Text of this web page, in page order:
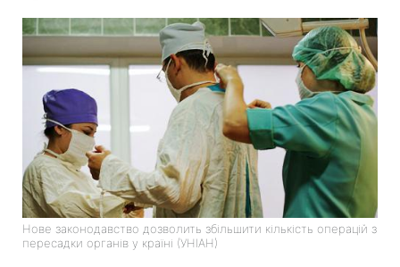
Нове законодавство дозволить збільшити кількість операцій з
пересадки органів у країні (УНІАН)